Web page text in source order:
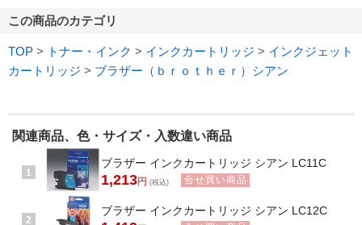
この商品のカテゴリ
TOP > トナー・インク > インクカートリッジ > インクジェット
カートリッジ > ブラザー（ｂｒｏｔｈｅｒ）シアン
関連商品、色・サイズ・入数違い商品
1
ブラザー インクカートリッジ シアン LC11C
1,213円 (税込) 合せ買い商品
2
ブラザー インクカートリッジ シアン LC12C